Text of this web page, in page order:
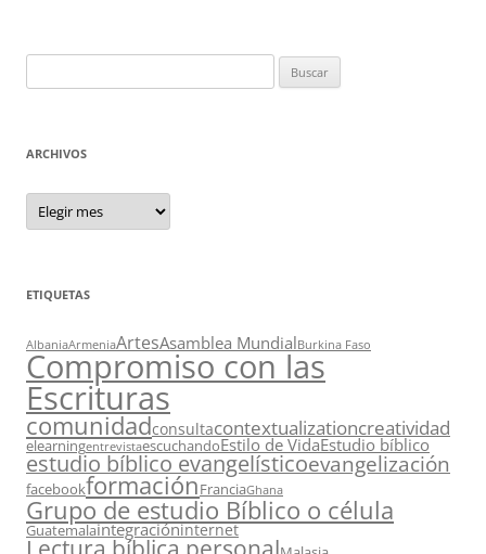
ARCHIVOS
Archivos
ETIQUETAS
AlbaniaArmeniaArtesAsamblea MundialBurkina Faso
Compromiso con las
Escrituras
comunidadconsultacontextualizationcreatividad
elearningentrevistaescuchandoEstilo de VidaEstudio bíblico
estudio bíblico evangelísticoevangelización
facebookformaciónFranciaGhana
Grupo de estudio Bíblico o célula
Guatemalaintegracióninternet